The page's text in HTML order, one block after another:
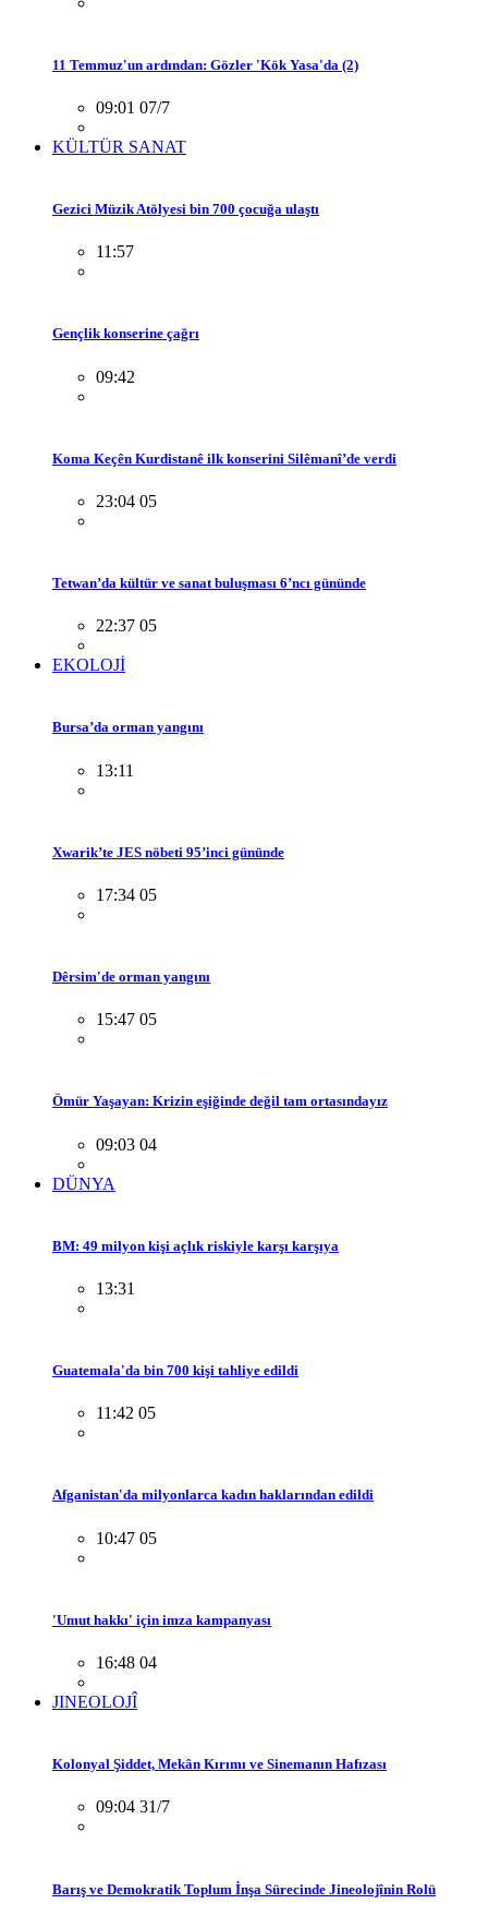
11 Temmuz'un ardından: Gözler 'Kök Yasa'da (2)
09:01 07/7
KÜLTÜR SANAT
Gezici Müzik Atölyesi bin 700 çocuğa ulaştı
11:57
Gençlik konserine çağrı
09:42
Koma Keçên Kurdistanê ilk konserini Silêmanî’de verdi
23:04 05
Tetwan’da kültür ve sanat buluşması 6’ncı gününde
22:37 05
EKOLOJİ
Bursa’da orman yangını
13:11
Xwarik’te JES nöbeti 95’inci gününde
17:34 05
Dêrsim'de orman yangını
15:47 05
Ömür Yaşayan: Krizin eşiğinde değil tam ortasındayız
09:03 04
DÜNYA
BM: 49 milyon kişi açlık riskiyle karşı karşıya
13:31
Guatemala'da bin 700 kişi tahliye edildi
11:42 05
Afganistan'da milyonlarca kadın haklarından edildi
10:47 05
'Umut hakkı' için imza kampanyası
16:48 04
JINEOLOJÎ
Kolonyal Şiddet, Mekân Kırımı ve Sinemanın Hafızası
09:04 31/7
Barış ve Demokratik Toplum İnşa Sürecinde Jineolojînin Rolü